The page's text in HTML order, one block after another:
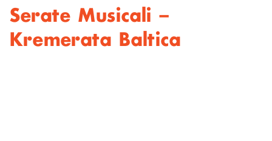
Serate Musicali –
Kremerata Baltica